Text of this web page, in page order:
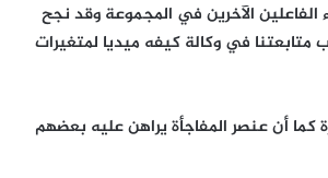
الفاعلين الآخرين في المجموعة وقد نجح
في وكالة كيفه ميديا لمتغيرات
أن عنصر المفاجأة يراهن عليه بعضهم